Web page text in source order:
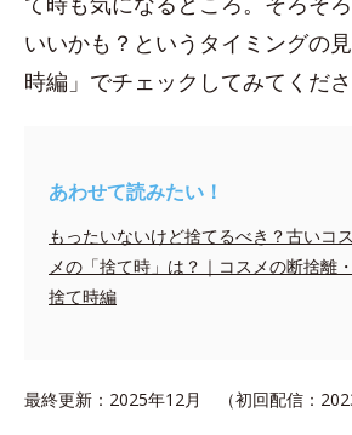
いいかも？というタイミングの
時編」でチェックしてみてくださ
あわせて読みたい！
もったいないけど捨てるべき？古いコス
メの「捨て時」は？｜コスメの断捨離・
捨て時編
最終更新：2025年12月 （初回配信：